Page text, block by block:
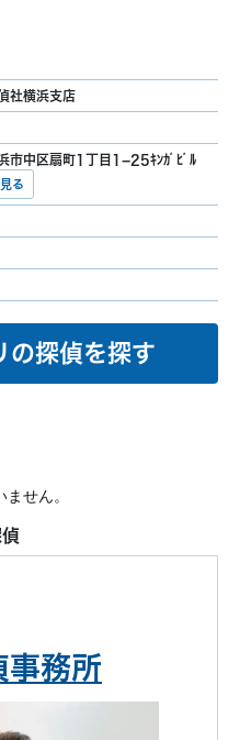
社横浜支店
市中区扇町1丁目1−25ｷﾝｶﾞﾋﾞﾙ
る
の探偵を探す
せん。
事務所